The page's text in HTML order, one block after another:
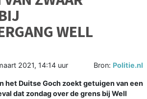
WELL
2021, 14:14 uur Bron: Politie.nl
het Duitse Goch zoekt getuigen van een
dat zondag over de grens bij Well